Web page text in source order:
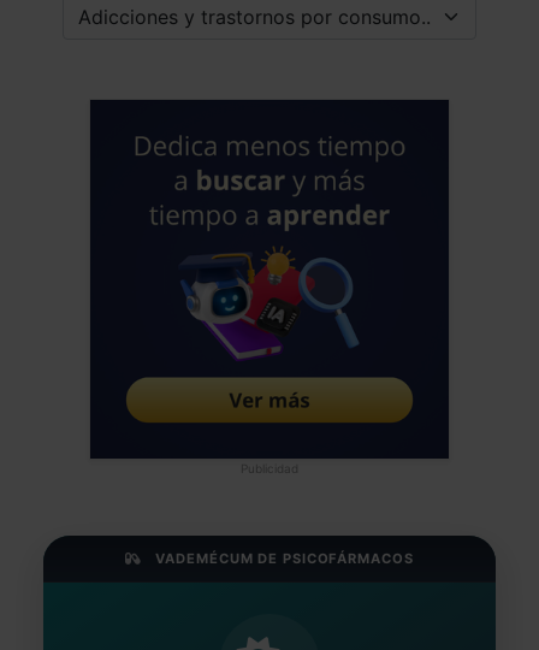
estaría bien indicado las BZD, es con
como el alcohol) y al menor despiste del
prescritor se te hace dependiente
problema menor que su consumo
perjudicial abusivo. En mi opinión no
existe la culpa o dolo en su prescripción
pero si habría que extramar la precaución
en la población de riesgo y de la que
hemos hablado.
Jose Luis Frias Pulido
Médico - España
Fecha: 19/12/2019
Publicidad
VADEMÉCUM DE PSICOFÁRMACOS